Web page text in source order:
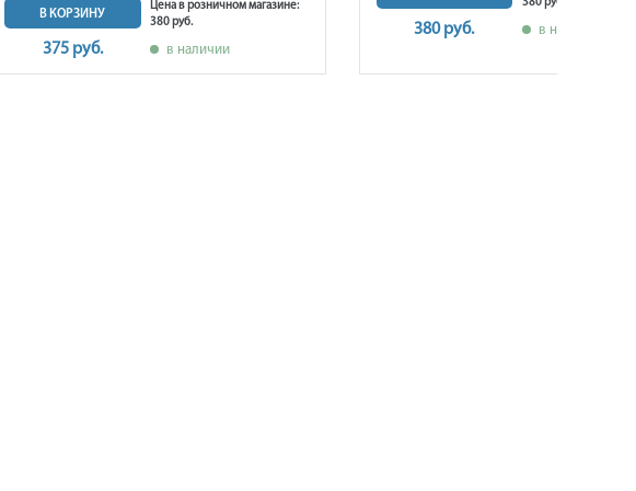
В КОРЗИНУ
375 руб.
Цена в розничном магазине:
380 руб.
в наличии
380 руб.
380 руб.
в наличии